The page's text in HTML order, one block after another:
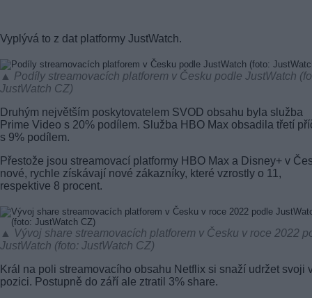
Vyplývá to z dat platformy JustWatch.
▲ Podíly streamovacích platforem v Česku podle JustWatch
JustWatch CZ)
Druhým největším poskytovatelem SVOD obsahu byla služba
Prime Video s 20% podílem. Služba HBO Max obsadila třetí
s 9% podílem.
Přestože jsou streamovací platformy HBO Max a Disney+ v
nové, rychle získávají nové zákazníky, které vzrostly o 11,
respektive 8 procent.
▲ Vývoj share streamovacích platforem v Česku v roce 2022
JustWatch (foto: JustWatch CZ)
Král na poli streamovacího obsahu Netflix si snaží udržet svoji
pozici. Postupně do září ale ztratil 3% share.